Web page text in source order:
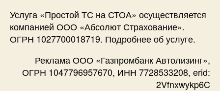
Услуга «Простой ТС на СТОА» осуществляется
компанией ООО «Абсолют Страхование».
ОГРН 1027700018719. Подробнее об услуге.
Реклама ООО «Газпромбанк Автолизинг»,
ОГРН 1047796957670, ИНН 7728533208, erid:
2Vfnxwykp6C